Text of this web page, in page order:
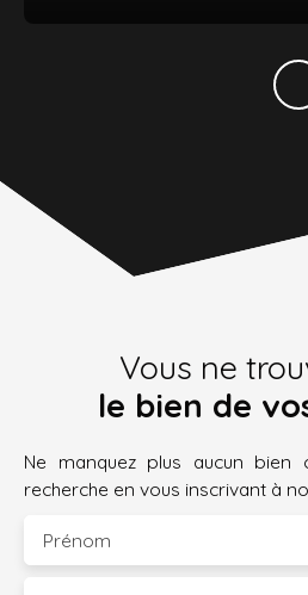
Vous ne
le bien de
Ne manquez plus aucun bien
recherche en vous inscrivant à
Prénom